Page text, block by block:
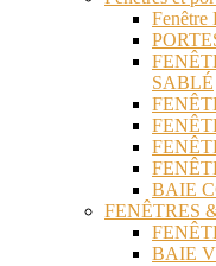
Fenêtre
SABLÉ
BAIE
FENÊTRES
BAIE